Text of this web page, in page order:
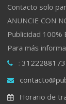
Contacto solo
ANUNCIE CON
Publicidad 100%
Para más
: 3122288173
Horario de